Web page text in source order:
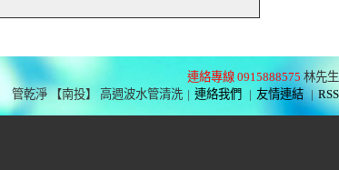
連絡專線 0915888575 林先生
管乾淨 【南投】 高週波水管清洗 | 連絡我們 | 友情連結 | RSS